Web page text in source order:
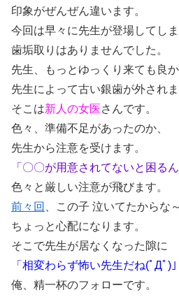
印象がぜんぜん違います。
今回は早々に先生が登場してしま
歯垢取りはありませんでした。
先生、もっとゆっくり来ても良か
先生によって古い銀歯が外されま
そこは新人の女医さんです。
色々、準備不足があったのか、
先生から注意を受けます。
「〇〇が用意されてないと困るん
色々と厳しい注意が飛びます。
前々回
、この子 泣いてたからな～
ちょっと心配になります。
そこで先生が居なくなった隙に
「相変わらず怖い先生だね(ﾟДﾟ) 」
俺、精一杯のフォローです。